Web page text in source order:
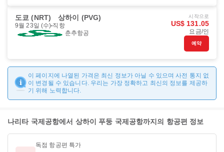
도쿄 (NRT) 상하이 (PVG)
9월 23일 (수) 직항
춘추항공
시작으로
US$ 131.05
요금/인
예약
이 페이지에 나열된 가격은 최신 정보가 아닐 수 있으며 사전 통지 없
이 변경될 수 있습니다. 우리는 가장 정확하고 최신의 정보를 제공하
기 위해 노력합니다.
나리타 국제공항에서 상하이 푸둥 국제공항까지의 항공편 정보
독점 항공편 특가